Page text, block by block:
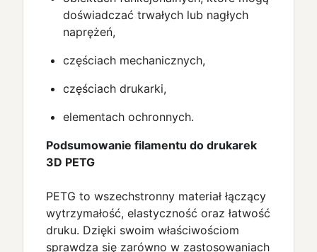
doświadczać trwałych lub nagłych
naprężeń,
częściach mechanicznych,
częściach drukarki,
elementach ochronnych.
Podsumowanie filamentu do drukarek
3D PETG
PETG to wszechstronny materiał łączący
wytrzymałość, elastyczność oraz łatwość
druku. Dzięki swoim właściwościom
sprawdza się zarówno w zastosowaniach